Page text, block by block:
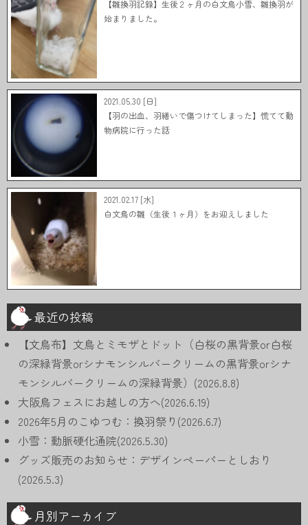
【雛換羽記録】生後２ヶ月の白文鳥小雪、雛換羽が
始まりました。
2021.05.30 [日]
【羽の出血、羽繕いで傷つけてしまった】慌てて動
物病院に行った話
2021.02.17 [水]
白文鳥の雛（生後１ヶ月）をお迎えしました
最近の投稿
【文鳥布】文鳥とミモザとドット（白桜の黒背景or白桜
の深緑背景orシナモンシルバークリームの黒背景orシナ
モンシルバークリームの深緑背景）(2026.8.8)
大阪鳥フェスにお越しの方へ(2026.6.19)
2026年5月のこゆつむ：換羽祭り(2026.6.7)
小雪：動脈硬化通院(2026.5.30)
グッズ販売のお知らせ：デザインペーパーとしおり
(2026.5.3)
月別アーカイブ